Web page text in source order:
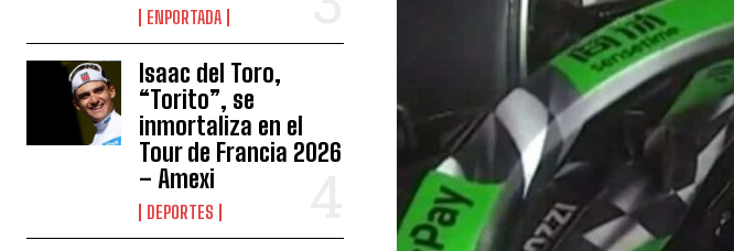
ENPORTADA
Isaac del Toro,
“Torito”, se
inmortaliza en el
Tour de Francia 2026
– Amexi
DEPORTES